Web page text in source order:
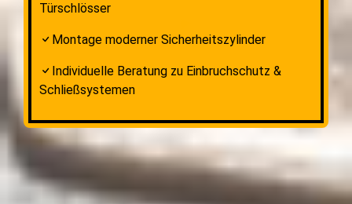
Türschlösser
Montage moderner Sicherheitszylinder
Individuelle Beratung zu Einbruchschutz &
Schließsystemen